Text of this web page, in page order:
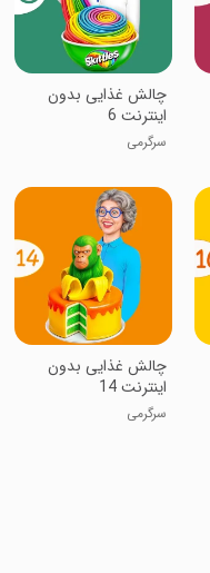
‏‏‏چالش غذایی بدون
اینترنت 6
سرگرمی
‏‏‏چالش غذایی بدون
اینترنت 14
سرگرمی